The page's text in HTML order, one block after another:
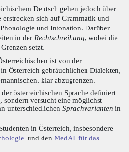
Deutsch gehen jedoch über
erstrecken sich auf Grammatik und
und Intonation. Darüber
in der Rechtschreibung, wobei die
setzt.
ist von der
Österreich gebräuchlichen Dialekten,
klar abzugrenzen.
österreichischen Sprache definiert
sondern versucht eine möglichst
unterschiedlichen Sprachvarianten in
in Österreich, insbesondere
und den MedAT für das